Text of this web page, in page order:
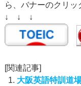
ら、バナーのクリッ
↓ ↓ ↓
[関連記事]
大阪英語特訓道